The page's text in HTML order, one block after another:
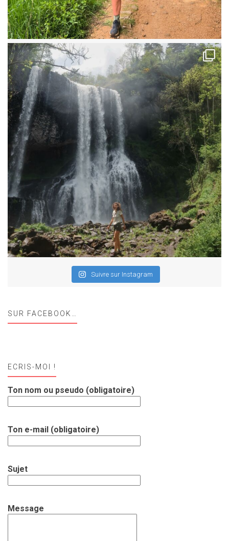
Suivre sur Instagram
SUR FACEBOOK…
ECRIS-MOI !
Ton nom ou pseudo (obligatoire)
Ton e-mail (obligatoire)
Sujet
Message